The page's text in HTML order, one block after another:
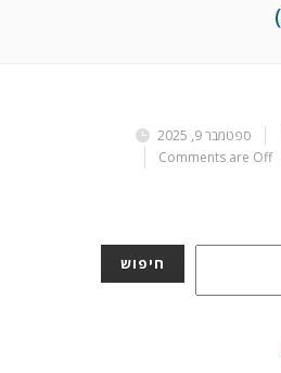
ספטמבר 9, 2025
Comments are Off
חיפוש